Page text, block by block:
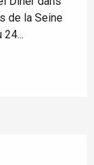
de la Seine